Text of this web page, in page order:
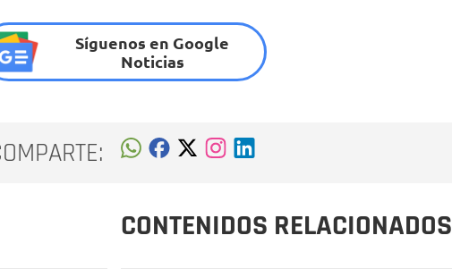
Síguenos en Google
Noticias
CONTENIDOS RELACIONADOS